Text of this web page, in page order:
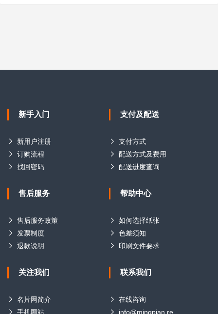
新手入门
新用户注册
订购流程
找回密码
支付及配送
支付方式
配送方式及费用
配送进度查询
售后服务
售后服务政策
发票制度
退款说明
帮助中心
如何选择纸张
色差须知
印刷文件要求
关注我们
名片网简介
手机网站
联系我们
在线咨询
info@mingpian.re